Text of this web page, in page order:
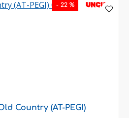
- 22 % UNCUT
Country (AT-PEGI)